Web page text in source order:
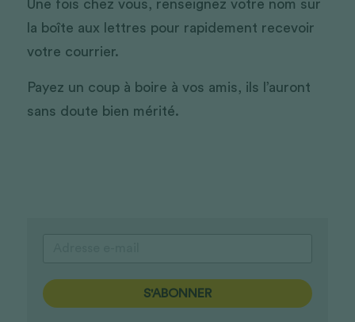
Une fois chez vous, renseignez votre nom sur
la boîte aux lettres pour rapidement recevoir
votre courrier.
Payez un coup à boire à vos amis, ils l’auront
sans doute bien mérité.
S'ABONNER